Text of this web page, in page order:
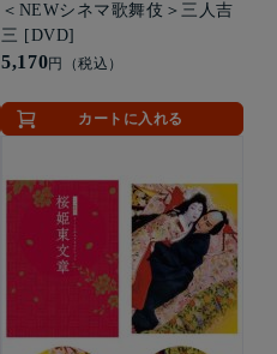
＜NEWシネマ歌舞伎＞三人吉
三 [DVD]
5,170円（税込）
カートに入れる